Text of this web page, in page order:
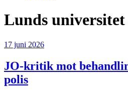
Lunds universitet
17 juni 2026
JO-kritik mot
polis